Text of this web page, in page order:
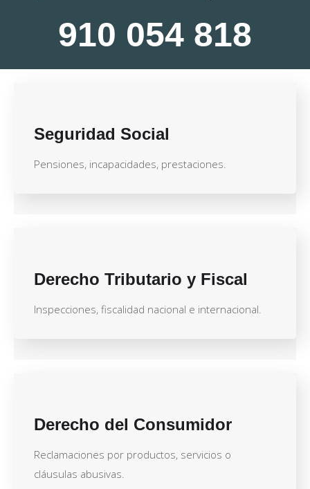
910 054 818
Seguridad Social
Pensiones, incapacidades, prestaciones.
Derecho Tributario y Fiscal
Inspecciones, fiscalidad nacional e internacional.
Derecho del Consumidor
Reclamaciones por productos, servicios o
cláusulas abusivas.